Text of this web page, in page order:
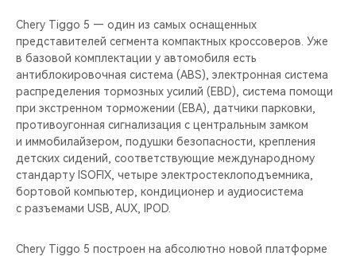
Chery Tiggo 5 — один из самых оснащенных
представителей сегмента компактных кроссоверов. Уже
в базовой комплектации у автомобиля есть
антиблокировочная система (ABS), электронная система
распределения тормозных усилий (EBD), система помощи
при экстренном торможении (EBA), датчики парковки,
противоугонная сигнализация с центральным замком
и иммобилайзером, подушки безопасности, крепления
детских сидений, соответствующие международному
стандарту ISOFIX, четыре электростеклоподъемника,
бортовой компьютер, кондиционер и аудиосистема
с разъемами USB, AUX, IPOD.
Chery Tiggo 5 построен на абсолютно новой платформе